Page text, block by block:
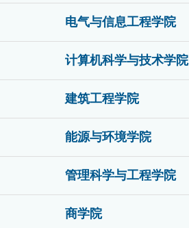
电气与信息工程学院
计算机科学与技术学院
建筑工程学院
能源与环境学院
管理科学与工程学院
商学院